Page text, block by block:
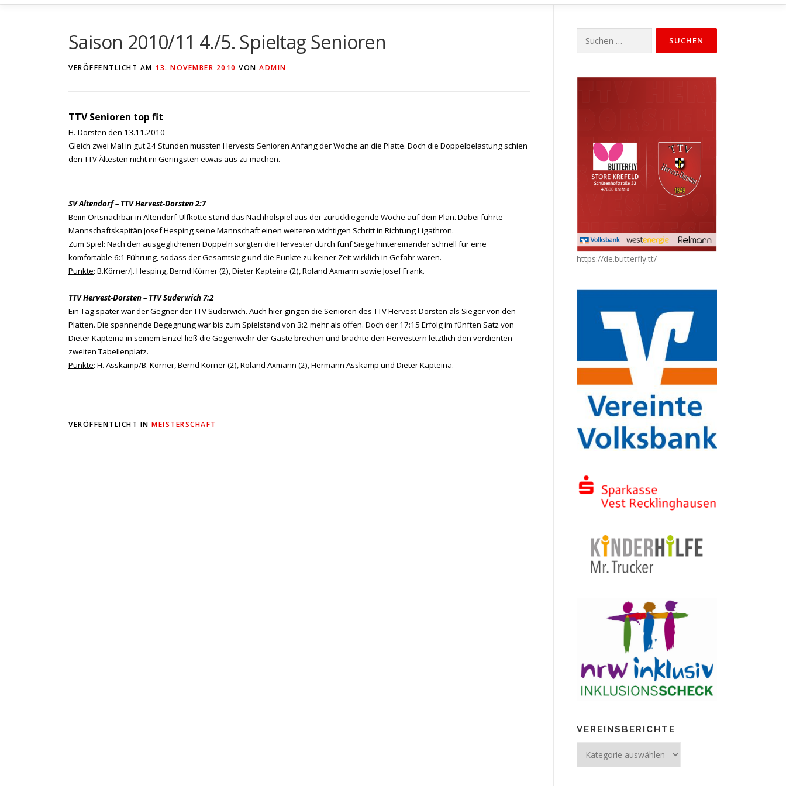
Saison 2010/11 4./5. Spieltag Senioren
VERÖFFENTLICHT AM 13. NOVEMBER 2010 VON ADMIN
TTV Senioren top fit
H.-Dorsten den 13.11.2010
Gleich zwei Mal in gut 24 Stunden mussten Hervests Senioren Anfang der Woche an die Platte. Doch die Doppelbelastung schien
den TTV Ältesten nicht im Geringsten etwas aus zu machen.
SV Altendorf – TTV Hervest-Dorsten 2:7
Beim Ortsnachbar in Altendorf-Ulfkotte stand das Nachholspiel aus der zurückliegende Woche auf dem Plan. Dabei führte
Mannschaftskapitän Josef Hesping seine Mannschaft einen weiteren wichtigen Schritt in Richtung Ligathron.
Zum Spiel: Nach den ausgeglichenen Doppeln sorgten die Hervester durch fünf Siege hintereinander schnell für eine
komfortable 6:1 Führung, sodass der Gesamtsieg und die Punkte zu keiner Zeit wirklich in Gefahr waren.
Punkte: B.Körner/J. Hesping, Bernd Körner (2), Dieter Kapteina (2), Roland Axmann sowie Josef Frank.
TTV Hervest-Dorsten – TTV Suderwich 7:2
Ein Tag später war der Gegner der TTV Suderwich. Auch hier gingen die Senioren des TTV Hervest-Dorsten als Sieger von den
Platten. Die spannende Begegnung war bis zum Spielstand von 3:2 mehr als offen. Doch der 17:15 Erfolg im fünften Satz von
Dieter Kapteina in seinem Einzel ließ die Gegenwehr der Gäste brechen und brachte den Hervestern letztlich den verdienten
zweiten Tabellenplatz.
Punkte: H. Asskamp/B. Körner, Bernd Körner (2), Roland Axmann (2), Hermann Asskamp und Dieter Kapteina.
VERÖFFENTLICHT IN MEISTERSCHAFT
nach:
https://de.butterfly.tt/
VEREINSBERICHTE